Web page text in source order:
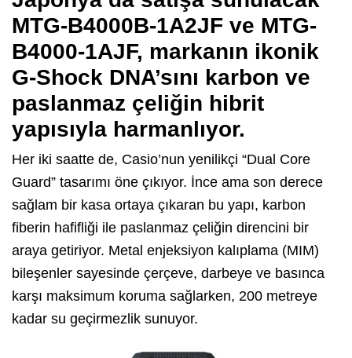
MTG-B4000B-1A2JF ve MTG-
B4000-1AJF, markanın ikonik
G-Shock DNA’sını karbon ve
paslanmaz çeliğin hibrit
yapısıyla harmanlıyor.
Her iki saatte de, Casio’nun yenilikçi “Dual Core
Guard” tasarımı öne çıkıyor. İnce ama son derece
sağlam bir kasa ortaya çıkaran bu yapı, karbon
fiberin hafifliği ile paslanmaz çeliğin direncini bir
araya getiriyor. Metal enjeksiyon kalıplama (MIM)
bileşenler sayesinde çerçeve, darbeye ve basınca
karşı maksimum koruma sağlarken, 200 metreye
kadar su geçirmezlik sunuyor.